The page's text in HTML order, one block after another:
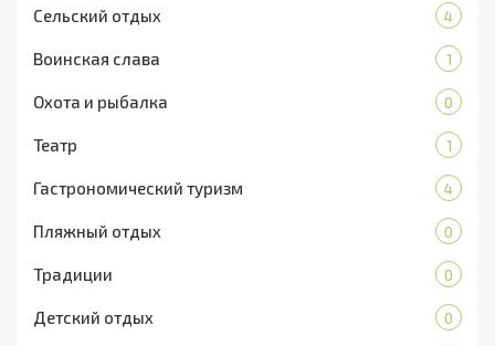
Сельский отдых 4
Воинская слава 1
Охота и рыбалка 0
Театр 1
Гастрономический туризм 4
Пляжный отдых 0
Традиции 0
Детский отдых 0